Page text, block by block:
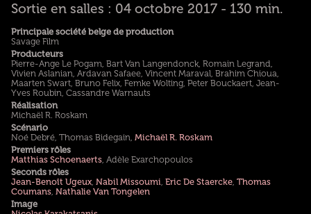
Sortie en salles : 04 octobre 2017 - 130 min.
Principale société belge de production
Savage Film
Producteurs
Pierre-Ange Le Pogam, Bart Van Langendonck, Romain Legrand,
Vivien Aslanian, Ardavan Safaee, Vincent Maraval, Brahim Chioua,
Maarten Swart, Bruno Felix, Femke Wolting, Peter Bouckaert, Jean-
Yves Roubin, Cassandre Warnauts
Réalisation
Michaël R. Roskam
Scénario
Noé Debré, Thomas Bidegain, Michaël R. Roskam
Premiers rôles
Matthias Schoenaerts, Adèle Exarchopoulos
Seconds rôles
Jean-Benoît Ugeux, Nabil Missoumi Eric De Staercke, Thomas
Coumans, Nathalie Van Tongelen
Image